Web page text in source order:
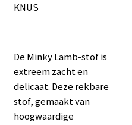
KNUS
De Minky Lamb-stof is
extreem zacht en
delicaat. Deze rekbare
stof, gemaakt van
hoogwaardige